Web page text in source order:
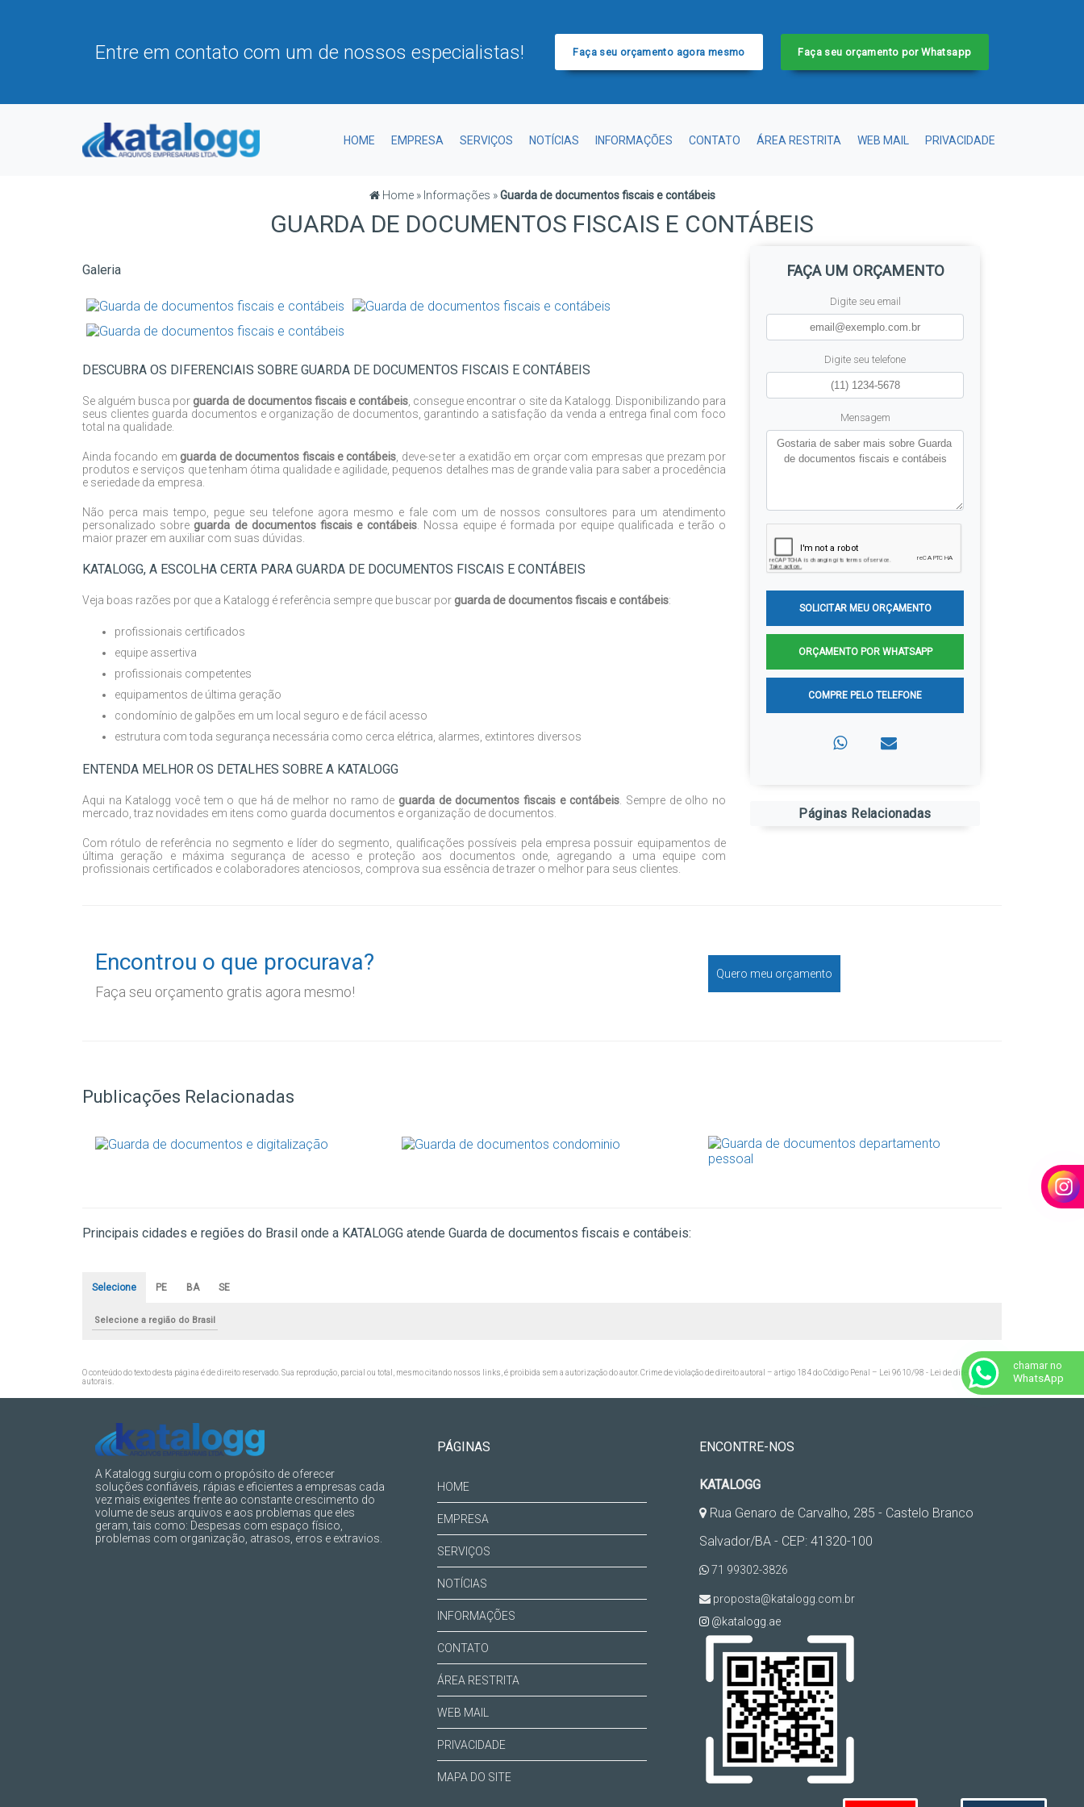
Entre em contato com um de nossos especialistas! Faça seu orçamento agora mesmo Faça seu orçamento por Whatsapp
HOME EMPRESA SERVIÇOS NOTÍCIAS INFORMAÇÕES CONTATO ÁREA RESTRITA WEB MAIL PRIVACIDADE
Home » Informações »Guarda de documentos fiscais e contábeis
GUARDA DE DOCUMENTOS FISCAIS E CONTÁBEIS
Galeria
DESCUBRA OS DIFERENCIAIS SOBRE GUARDA DE DOCUMENTOS FISCAIS E CONTÁBEIS
Se alguém busca porguarda de documentos fiscais e contábeis , consegue encontrar o site da Katalogg. Disponibilizando para
seus clientes guarda documentos e organização de documentos, garantindo a satisfação da venda a entrega final com foco
total na qualidade.
Ainda focando emguarda de documentos fiscais e contábeis , deve-se ter a exatidão em orçar com empresas que prezam por
produtos e serviços que tenham ótima qualidade e agilidade, pequenos detalhes mas de grande valia para saber a procedência
e seriedade da empresa.
Não perca mais tempo, pegue seu telefone agora mesmo e fale com um de nossos consultores para um atendimento
personalizado sobreguarda de documentos fiscais e contábeis . Nossa equipe é formada por equipe qualificada e terão o
maior prazer em auxiliar com suas dúvidas.
KATALOGG, A ESCOLHA CERTA PARA GUARDA DE DOCUMENTOS FISCAIS E CONTÁBEIS
Veja boas razões por que a Katalogg é referência sempre que buscar porguarda de documentos fiscais e contábeis:
profissionais certificados
equipe assertiva
profissionais competentes
equipamentos de última geração
condomínio de galpões em um local seguro e de fácil acesso
estrutura com toda segurança necessária como cerca elétrica, alarmes, extintores diversos
ENTENDA MELHOR OS DETALHES SOBRE A KATALOGG
Aqui na Katalogg você tem o que há de melhor no ramo de guarda de documentos fiscais e contábeis . Sempre de olho no
mercado, traz novidades em itens como guarda documentos e organização de documentos.
Com rótulo de referência no segmento e líder do segmento, qualificações possíveis pela empresa possuir equipamentos de
última geração e máxima segurança de acesso e proteção aos documentos onde, agregando a uma equipe com
profissionais certificados e colaboradores atenciosos, comprova sua essência de trazer o melhor para seus clientes.
FAÇA UM ORÇAMENTO
Digite seu email
Digite seu telefone
Mensagem
SOLICITAR MEU ORÇAMENTO
ORÇAMENTO POR WHATSAPP
COMPRE PELO TELEFONE
Páginas Relacionadas
Encontrou o que procurava?
Faça seu orçamento gratis agora mesmo!
Quero meu orçamento
Publicações Relacionadas
Principais cidades e regiões do Brasil onde a KATALOGG atende Guarda de documentos fiscais e contábeis:
Selecione PE BA SE
Selecione a região do Brasil
O conteúdo do texto desta página é de direito reservado. Sua reprodução, parcial ou total, mesmo citando nossos links, é proibida sem a autorização do autor. Crime de violação de direito autoral – artigo 184 do Código Penal –
Lei 9610/98 - Lei de direitos
autorais
A Katalogg surgiu com o propósito de oferecer
soluções confiáveis, rápias e eficientes a empresas cada
vez mais exigentes frente ao constante crescimento do
volume de seus arquivos e aos problemas que eles
geram, tais como: Despesas com espaço físico,
problemas com organização, atrasos, erros e extravios.
PÁGINAS
HOME
EMPRESA
SERVIÇOS
NOTÍCIAS
INFORMAÇÕES
CONTATO
ÁREA RESTRITA
WEB MAIL
PRIVACIDADE
MAPA DO SITE
ENCONTRE-NOS
KATALOGG
Rua Genaro de Carvalho, 285 - Castelo Branco
Salvador/BA - CEP: 41320-100
71 99302-3826
proposta@katalogg.com.br
@katalogg.ae
chamar no
WhatsApp